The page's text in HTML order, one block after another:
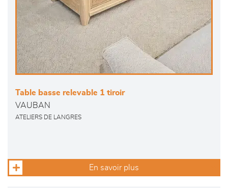
Table basse relevable 1 tiroir
VAUBAN
ATELIERS DE LANGRES
En savoir plus